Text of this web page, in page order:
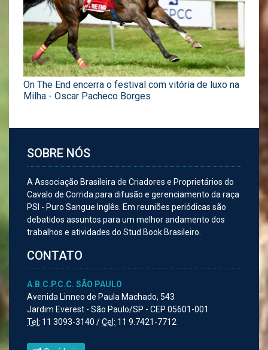
On The End encerra o festival com vitória de luxo na
Milha - Oscar Pacheco Borges
SOBRE NÓS
A Associação Brasileira de Criadores e Proprietários do
Cavalo de Corrida para difusão e gerenciamento da raça
PSI - Puro Sangue Inglês. Em reuniões periódicas são
debatidos assuntos para um melhor andamento dos
trabalhos e atividades do Stud Book Brasileiro.
CONTATO
A.B.C.P.C.C. SÃO PAULO
Avenida Linneo de Paula Machado, 543
Jardim Everest - São Paulo/SP - CEP 05601-001
Tel: 11 3093-3140 /Cel: 11 9.7421-7712